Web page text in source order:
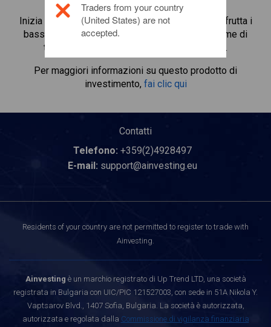
Inizia a fare trading in CFD suHong Kong 50
e sfrutta i
bassi margini di deposito per amplificare il volume di
trading. Tieni traccia di settori ed economie.
Per maggiori informazioni su questo prodotto di
investimento, fai clic qui
Contatti
Telefono: +359(2)4928497
E-mail: support@ainvesting.eu
Residents of your country are not permitted to register to trade with
Ainvesting.
Ainvesting è un marchio registrato di Up Trend LTD, una società
registrata in Bulgaria con UIC/PIC 121527003, con sede in 51A Nikola Y.
Vaptsarov Blvd., 1407 Sofia, Bulgaria. La società è autorizzata,
autorizzata e regolata dalla Commissione di vigilanza finanziaria
Traders from your country
(United States) are not
accepted.